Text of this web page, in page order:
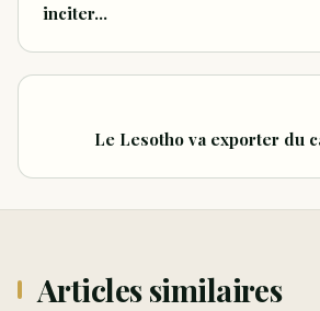
inciter…
Le Lesotho va exporter du
Articles similaires